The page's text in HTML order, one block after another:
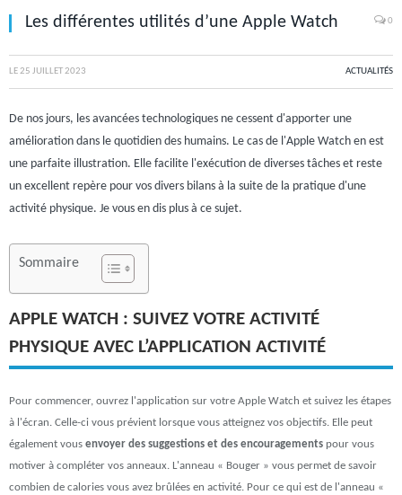
Les différentes utilités d’une Apple Watch 0
LE25 JUILLET 2023 ACTUALITÉS
De nos jours, les avancées technologiques ne cessent d'apporter une
amélioration dans le quotidien des humains. Le cas de l'Apple Watch en est
une parfaite illustration. Elle facilite l'exécution de diverses tâches et reste
un excellent repère pour vos divers bilans à la suite de la pratique d'une
activité physique. Je vous en dis plus à ce sujet.
Sommaire
APPLE WATCH : SUIVEZ VOTRE ACTIVITÉ
PHYSIQUE AVEC L’APPLICATION ACTIVITÉ
Pour commencer, ouvrez l'application sur votre Apple Watch et suivez les étapes
à l'écran. Celle-ci vous prévient lorsque vous atteignez vos objectifs. Elle peut
également vous envoyer des suggestions et des encouragements pour vous
motiver à compléter vos anneaux. L'anneau « Bouger » vous permet de savoir
combien de calories vous avez brûlées en activité. Pour ce qui est de l'anneau «